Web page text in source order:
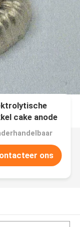
cake anode
ons